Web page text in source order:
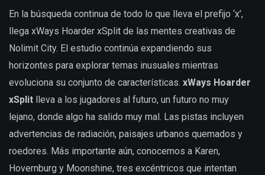
En la búsqueda continua de todo lo que lleva el prefijo ‘x’,
llega xWays Hoarder xSplit de las mentes creativas de
Nolimit City. El estudio continúa expandiendo sus
horizontes para explorar temas inusuales mientras
evoluciona su conjunto de características. xWays Hoarder
xSplit lleva a los jugadores al futuro, un futuro no muy
lejano, donde algo ha salido muy mal. Las pistas incluyen
advertencias de radiación, paisajes urbanos quemados y
roedores. Más importante aún, conocemos a Karen,
Hovernburg y Moonshine, tres excéntricos que intentan